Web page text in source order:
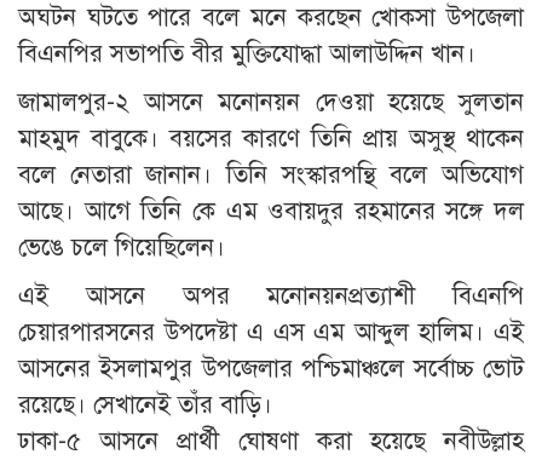
অঘটন ঘটতে পারে বলে মনে করছেন খোকসা উপজেলা
বিএনপির সভাপতি বীর মুক্তিযোদ্ধা আলাউদ্দিন খান।
জামালপুর-২ আসনে মনোনয়ন দেওয়া হয়েছে সুলতান
মাহমুদ বাবুকে। বয়সের কারণে তিনি প্রায় অসুস্থ থাকেন
বলে নেতারা জানান। তিনি সংস্কারপন্থি বলে অভিযোগ
আছে। আগে তিনি কে এম ওবায়দুর রহমানের সঙ্গে দল
ভেঙে চলে গিয়েছিলেন।
এই আসনে অপর মনোনয়নপ্রত্যাশী বিএনপি
চেয়ারপারসনের উপদেষ্টা এ এস এম আব্দুল হালিম। এই
আসনের ইসলামপুর উপজেলার পশ্চিমাঞ্চলে সর্বোচ্চ ভোট
রয়েছে। সেখানেই তাঁর বাড়ি।
ঢাকা-৫ আসনে প্রার্থী ঘোষণা করা হয়েছে নবীউল্লাহ